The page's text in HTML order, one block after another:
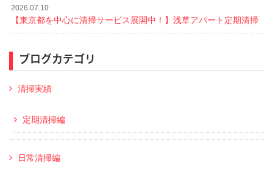
2026.07.10
【東京都を中心に清掃サービス展開中！】浅草アパート定期清掃
ブログカテゴリ
清掃実績
定期清掃編
日常清掃編